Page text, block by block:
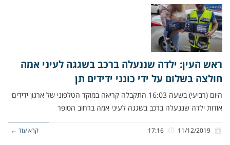
ראש העין: ילדה שננעלה ברכב בשגגה לעיני אמה
חולצה בשלום על ידי כונני ידידים תן
היום (רביעי) בשעה 16:03 התקבלה קריאה במוקד הטלפוני של ארגון ידידים
אודות ילדה שננעלה ברכב בשגגה לעיני אמה ברחוב הסופר
קרא עוד ←